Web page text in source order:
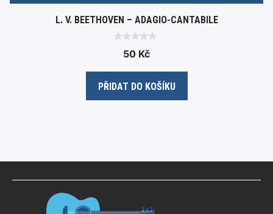
L. V. BEETHOVEN – ADAGIO-CANTABILE
t
f
50 Kč
PŘIDAT DO KOŠÍKU